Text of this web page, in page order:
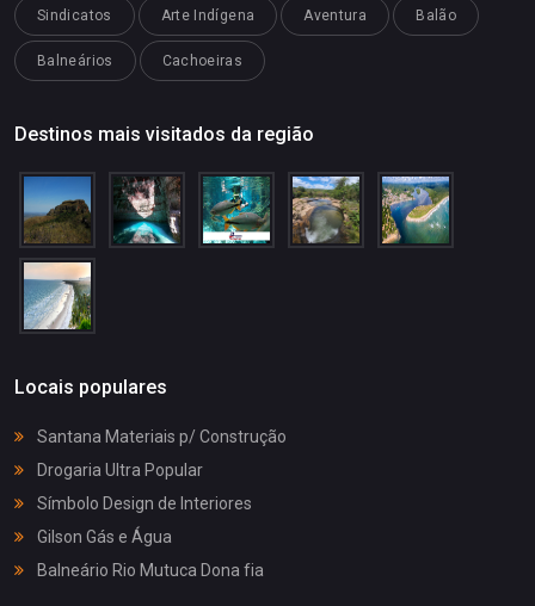
Sindicatos Arte Indígena Aventura Balão
Balneários Cachoeiras
Destinos mais visitados da região
Locais populares
Santana Materiais p/ Construção
Drogaria Ultra Popular
Símbolo Design de Interiores
Gilson Gás e Água
Balneário Rio Mutuca Dona fia